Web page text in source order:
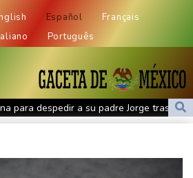
Español
Français
Português
para despedir a su padre Jorge tras su